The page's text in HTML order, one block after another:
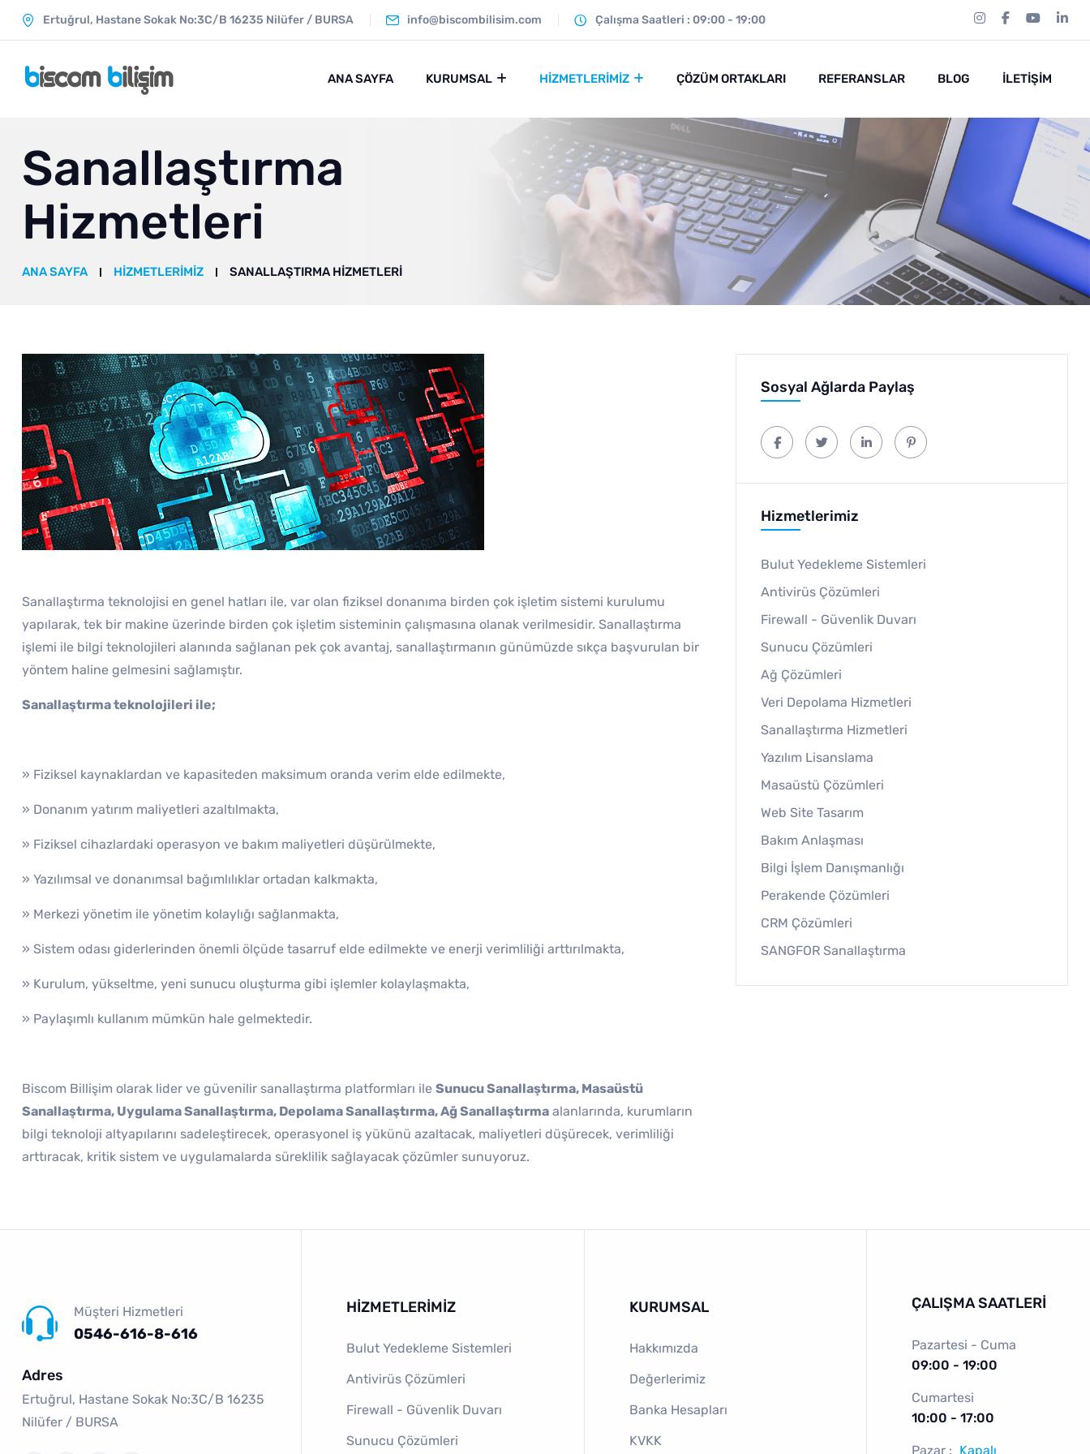
Ertuğrul, Hastane Sokak No:3C/B 16235 Ni̇lüfer / BURSA info@biscombilisim.com Çalışma Saatleri : 09:00 - 19:00
ANA SAYFA KURUMSAL HIZMETLERIMIZ ÇÖZÜM ORTAKLARI REFERANSLAR BLOG İLETIŞIM
Sanallaştırma
Hizmetleri
ANA SAYFA HIZMETLERIMIZ SANALLAŞTIRMA HIZMETLERI
Sanallaştırma teknolojisi en genel hatları ile, var olan fiziksel donanıma birden çok işletim sistemi kurulumu
yapılarak, tek bir makine üzerinde birden çok işletim sisteminin çalışmasına olanak verilmesidir. Sanallaştırma
işlemi ile bilgi teknolojileri alanında sağlanan pek çok avantaj, sanallaştırmanın günümüzde sıkça başvurulan bir
yöntem haline gelmesini sağlamıştır.
Sanallaştırma teknolojileri ile;
» Fiziksel kaynaklardan ve kapasiteden maksimum oranda verim elde edilmekte,
» Donanım yatırım maliyetleri azaltılmakta,
» Fiziksel cihazlardaki operasyon ve bakım maliyetleri düşürülmekte,
» Yazılımsal ve donanımsal bağımlılıklar ortadan kalkmakta,
» Merkezi yönetim ile yönetim kolaylığı sağlanmakta,
» Sistem odası giderlerinden önemli ölçüde tasarruf elde edilmekte ve enerji verimliliği arttırılmakta,
» Kurulum, yükseltme, yeni sunucu oluşturma gibi işlemler kolaylaşmakta,
» Paylaşımlı kullanım mümkün hale gelmektedir.
Biscom Billişim olarak lider ve güvenilir sanallaştırma platformları ile Sunucu Sanallaştırma, Masaüstü
Sanallaştırma, Uygulama Sanallaştırma, Depolama Sanallaştırma, Ağ Sanallaştırma alanlarında, kurumların
bilgi teknoloji altyapılarını sadeleştirecek, operasyonel iş yükünü azaltacak, maliyetleri düşürecek, verimliliği
arttıracak, kritik sistem ve uygulamalarda süreklilik sağlayacak çözümler sunuyoruz.
Sosyal Ağlarda Paylaş
Hizmetlerimiz
Bulut Yedekleme Sistemleri
Antivirüs Çözümleri
Firewall - Güvenlik Duvarı
Sunucu Çözümleri
Ağ Çözümleri
Veri Depolama Hizmetleri
Sanallaştırma Hizmetleri
Yazılım Lisanslama
Masaüstü Çözümleri
Web Site Tasarım
Bakım Anlaşması
Bilgi İşlem Danışmanlığı
Perakende Çözümleri
CRM Çözümleri
SANGFOR Sanallaştırma
Müşteri Hizmetleri
0546-616-8-616
Adres
Ertuğrul, Hastane Sokak No:3C/B 16235
Ni̇lüfer / BURSA
HIZMETLERIMIZ
Bulut Yedekleme Sistemleri
Antivirüs Çözümleri
Firewall - Güvenlik Duvarı
Sunucu Çözümleri
KURUMSAL
Hakkımızda
Değerlerimiz
Banka Hesapları
KVKK
ÇALIŞMA SAATLERI
Pazartesi - Cuma
09:00 - 19:00
Cumartesi
10:00 - 17:00
Pazar : Kapalı